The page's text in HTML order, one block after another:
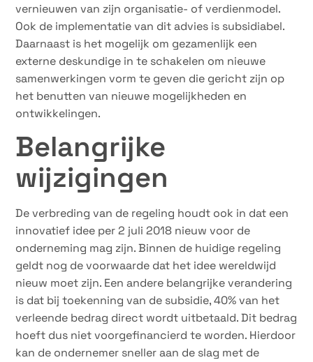
vernieuwen van zijn organisatie- of verdienmodel.
Ook de implementatie van dit advies is subsidiabel.
Daarnaast is het mogelijk om gezamenlijk een
externe deskundige in te schakelen om nieuwe
samenwerkingen vorm te geven die gericht zijn op
het benutten van nieuwe mogelijkheden en
ontwikkelingen.
Belangrijke
wijzigingen
De verbreding van de regeling houdt ook in dat een
innovatief idee per 2 juli 2018 nieuw voor de
onderneming mag zijn. Binnen de huidige regeling
geldt nog de voorwaarde dat het idee wereldwijd
nieuw moet zijn. Een andere belangrijke verandering
is dat bij toekenning van de subsidie, 40% van het
verleende bedrag direct wordt uitbetaald. Dit bedrag
hoeft dus niet voorgefinancierd te worden. Hierdoor
kan de ondernemer sneller aan de slag met de